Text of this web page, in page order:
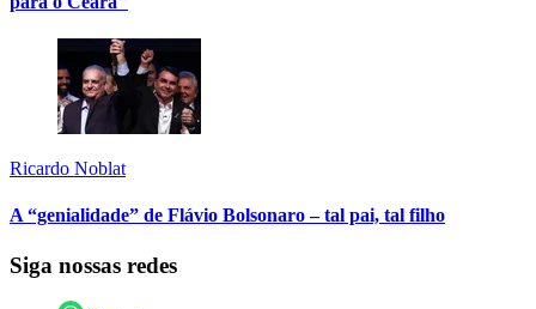
Ricardo Noblat
A “genialidade” de Flávio Bolsonaro – tal pai, tal filho
Siga nossas redes